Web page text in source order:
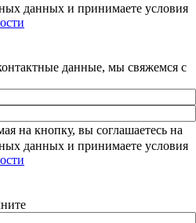
данных и принимаете условия
данные, мы свяжемся с
на кнопку, вы соглашаетесь на
данных и принимаете условия